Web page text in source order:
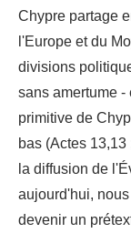
Chypre partage
l'Europe et du
divisions
sans amertume
primitive de
bas (Actes
la diffusion de
aujourd'hui,
devenir un